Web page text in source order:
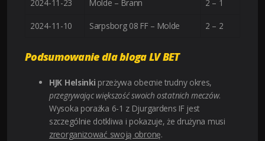
2024-11-23 Molde – Brann 2 – 1
2024-11-10 Sarpsborg 08 FF – Molde 2 – 2
Podsumowanie dla bloga LV BET
HJK Helsinki przeżywa obecnie trudny okres,
przegrywając większość swoich ostatnich meczów.
Wysoka porażka 6-1 z Djurgardens IF jest
szczególnie dotkliwa i pokazuje, że drużyna musi
zreorganizować swoją obronę.